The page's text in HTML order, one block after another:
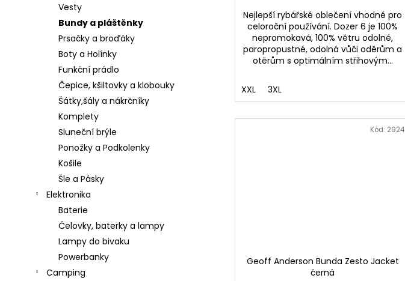
Vesty
Bundy a pláštěnky
Prsačky a broďáky
Boty a Holínky
Funkční prádlo
Čepice, kšiltovky a klobouky
Šátky,šály a nákrčníky
Komplety
Sluneční brýle
Ponožky a Podkolenky
Košile
Šle a Pásky
Elektronika
Baterie
Čelovky, baterky a lampy
Lampy do bivaku
Powerbanky
Camping
Nejlepší rybářské oblečení vhodné pro
celoroční používání. Dozer 6 je 100%
nepromokavá, 100% větru odolné,
paropropustné, odolná vůči oděrům a
otěrům s optimálním střihovým...
XXL 3XL
Geoff Anderson Bunda Zesto Jacket
černá
Kód: 2924
GAMAKATSU
VLASEC
SUPER
G-
LINE
FLEX
0,18MM
-
0,33MM
(1M
-
5000M)
0,75
Kč